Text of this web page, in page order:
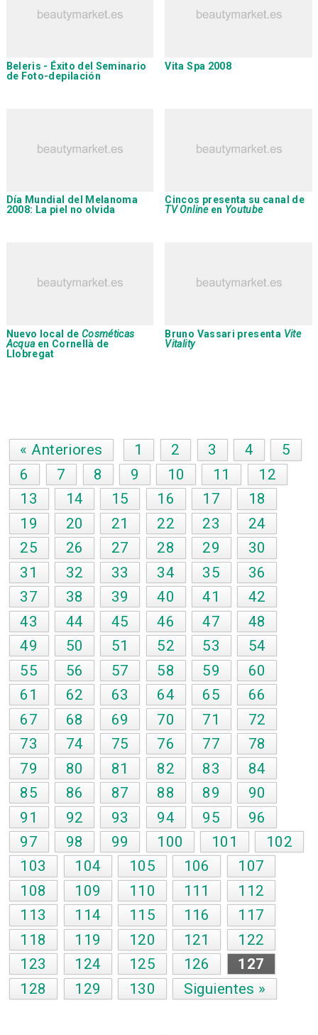
Beleris - Éxito del Seminario
de Foto-depilación
Vita Spa 2008
Día Mundial del Melanoma
2008: La piel no olvida
Cincos presenta su canal de
TV Onlineen Youtube
Nuevo local de Cosméticas
Acqua en Cornellà de
Llobregat
Bruno Vassari presenta Vite
Vitality
« Anteriores 1 2 3 4
5
6
7 8 9 10 11
12
13
14 15 16 17
18
19
20 21 22 23
24
25
26 27 28 29
30
31
32 33 34 35
36
37
38 39 40 41
42
43
44 45 46 47
48
49
50 51 52 53
54
55
56 57 58 59
60
61
62 63 64 65
66
67
68 69 70 71
72
73
74 75 76 77
78
79
80 81 82 83
84
85
86 87 88 89
90
91
92 93 94 95
96
97
98 99 100 101
102
103
104 105 106
107
108
109 110 111
112
113
114 115 116
117
118
119 120 121
122
123
124 125 126
127
128
129 130 Siguientes »